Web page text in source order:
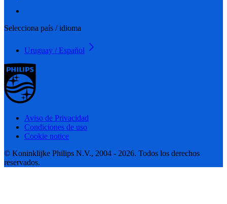
Selecciona país / idioma
Uruguay / Español
Aviso de Privacidad
Condiciones de uso
Cookie notice
© Koninklijke Philips N.V., 2004 - 2026. Todos los derechos
reservados.